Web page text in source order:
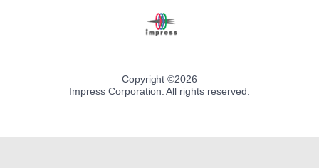
Copyright ©2026
Impress Corporation. All rights reserved.